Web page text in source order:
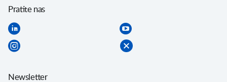
Pratite nas
Newsletter